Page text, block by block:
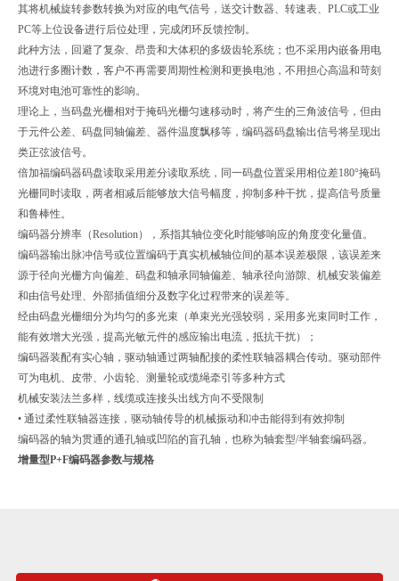
其将机械旋转参数转换为对应的电气信号，送交计数器、转速表、PLC或工业
PC等上位设备进行后位处理，完成闭环反馈控制。
此种方法，回避了复杂、昂贵和大体积的多级齿轮系统；也不采用内嵌备用电
池进行多圈计数，客户不再需要周期性检测和更换电池，不用担心高温和苛刻
环境对电池可靠性的影响。
理论上，当码盘光栅相对于掩码光栅匀速移动时，将产生的三角波信号，但由
于元件公差、码盘同轴偏差、器件温度飘移等，编码器码盘输出信号将呈现出
类正弦波信号。
倍加福编码器码盘读取采用差分读取系统，同一码盘位置采用相位差180°掩码
光栅同时读取，两者相减后能够放大信号幅度，抑制多种干扰，提高信号质量
和鲁棒性。
编码器分辨率（Resolution），系指其轴位变化时能够响应的角度变化量值。
编码器输出脉冲信号或位置编码于真实机械轴位间的基本误差极限，该误差来
源于径向光栅方向偏差、码盘和轴承同轴偏差、轴承径向游隙、机械安装偏差
和由信号处理、外部插值细分及数字化过程带来的误差等。
经由码盘光栅细分为均匀的多光束（单束光光强较弱，采用多光束同时工作，
能有效增大光强，提高光敏元件的感应输出电流，抵抗干扰）；
编码器装配有实心轴，驱动轴通过两轴配接的柔性联轴器耦合传动。驱动部件
可为电机、皮带、小齿轮、测量轮或缆绳牵引等多种方式
机械安装法兰多样，线缆或连接头出线方向不受限制
• 通过柔性联轴器连接，驱动轴传导的机械振动和冲击能得到有效抑制
编码器的轴为贯通的通孔轴或凹陷的盲孔轴，也称为轴套型/半轴套编码器。
增量型P+F编码器参数与规格